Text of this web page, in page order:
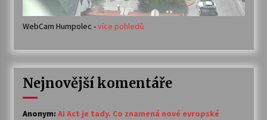
WebCam Humpolec -více pohledů
Nejnovější komentáře
Anonym: AI Act je tady. Co znamená nové evropské